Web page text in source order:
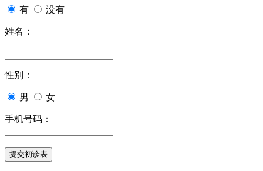
有 没有
姓名：
性别：
男 女
手机号码：